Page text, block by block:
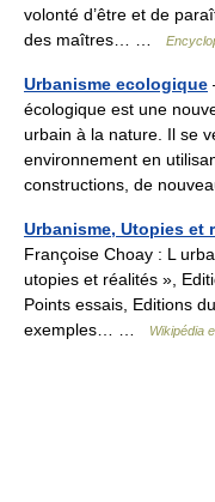
volonté d’être et de
des maîtres… …
Urbanisme ecologique
écologique est une
urbain à la nature. Il se
environnement en
constructions, de
Urbanisme, Utopies et
Françoise Choay : L
utopies et réalités »,
Points essais, Editions
exemples… …
Wikipédia